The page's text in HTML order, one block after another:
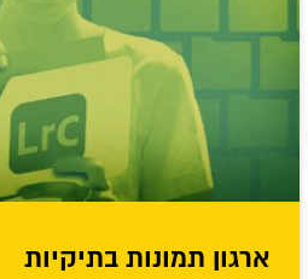
ארגון תמונות בתיקיות